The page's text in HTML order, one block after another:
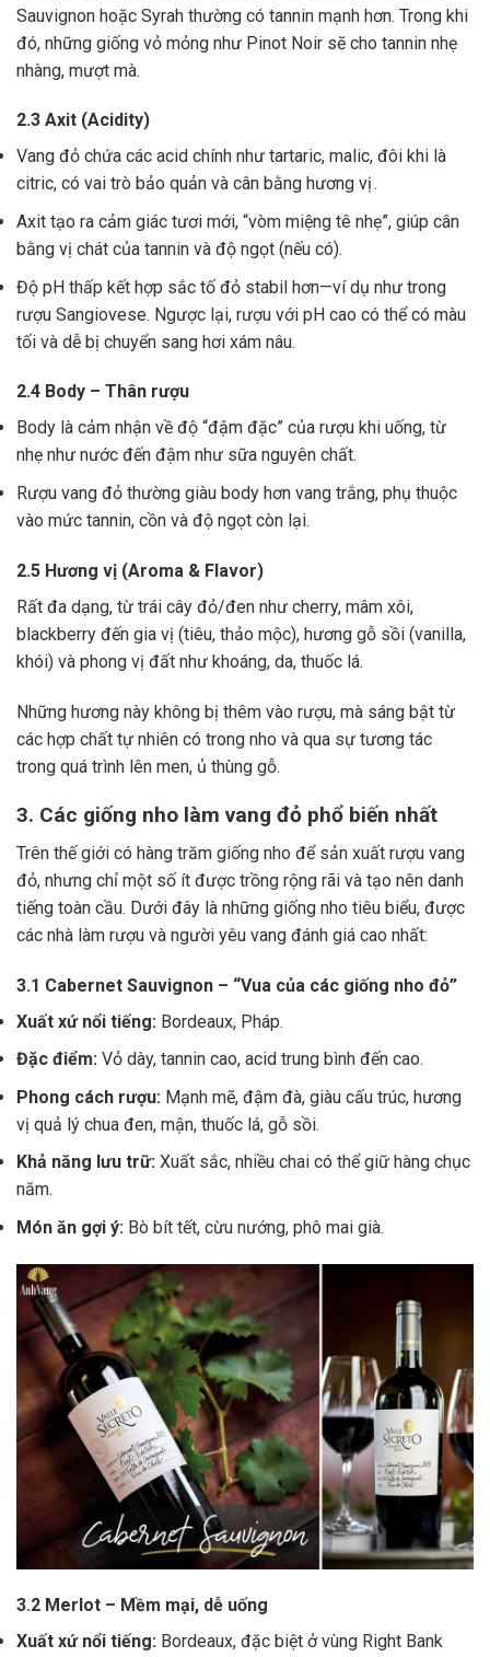
Sauvignon hoặc Syrah thường có tannin mạnh hơn. Trong khi
đó, những giống vỏ mỏng như Pinot Noir sẽ cho tannin nhẹ
nhàng, mượt mà.
2.3 Axit (Acidity)
Vang đỏ chứa các acid chính như tartaric, malic, đôi khi là
citric, có vai trò bảo quản và cân bằng hương vị .
Axit tạo ra cảm giác tươi mới, “vòm miệng tê nhẹ”, giúp cân
bằng vị chát của tannin và độ ngọt (nếu có).
Độ pH thấp kết hợp sắc tố đỏ stabil hơn—ví dụ như trong
rượu Sangiovese. Ngược lại, rượu với pH cao có thể có màu
tối và dễ bị chuyển sang hơi xám nâu.
2.4 Body – Thân rượu
Body là cảm nhận về độ “đậm đặc” của rượu khi uống, từ
nhẹ như nước đến đậm như sữa nguyên chất.
Rượu vang đỏ thường giàu body hơn vang trắng, phụ thuộc
vào mức tannin, cồn và độ ngọt còn lại.
2.5 Hương vị (Aroma & Flavor)
Rất đa dạng, từ trái cây đỏ/đen như cherry, mâm xôi,
blackberry đến gia vị (tiêu, thảo mộc), hương gỗ sồi (vanilla,
khói) và phong vị đất như khoáng, da, thuốc lá.
Những hương này không bị thêm vào rượu, mà sáng bật từ
các hợp chất tự nhiên có trong nho và qua sự tương tác
trong quá trình lên men, ủ thùng gỗ.
3. Các giống nho làm vang đỏ phổ biến nhất
Trên thế giới có hàng trăm giống nho để sản xuất rượu vang
đỏ, nhưng chỉ một số ít được trồng rộng rãi và tạo nên danh
tiếng toàn cầu. Dưới đây là những giống nho tiêu biểu, được
các nhà làm rượu và người yêu vang đánh giá cao nhất:
3.1 Cabernet Sauvignon – “Vua của các giống nho đỏ”
Xuất xứ nổi tiếng: Bordeaux, Pháp.
Đặc điểm: Vỏ dày, tannin cao, acid trung bình đến cao.
Phong cách rượu: Mạnh mẽ, đậm đà, giàu cấu trúc, hương
vị quả lý chua đen, mận, thuốc lá, gỗ sồi.
Khả năng lưu trữ: Xuất sắc, nhiều chai có thể giữ hàng chục
năm.
Món ăn gợi ý: Bò bít tết, cừu nướng, phô mai già.
3.2 Merlot – Mềm mại, dễ uống
Xuất xứ nổi tiếng: Bordeaux, đặc biệt ở vùng Right Bank